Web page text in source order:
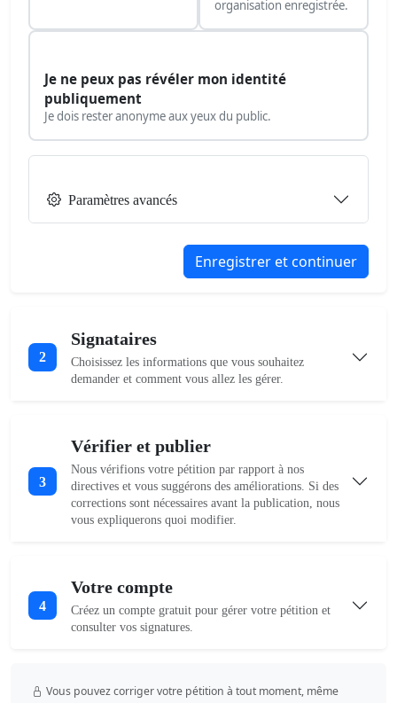
organisation enregistrée.
Je ne peux pas révéler mon identité
publiquement
Je dois rester anonyme aux yeux du public.
Paramètres avancés
Enregistrer et continuer
2
Signataires
Choisissez les informations que vous souhaitez
demander et comment vous allez les gérer.
3
Vérifier et publier
Nous vérifions votre pétition par rapport à nos
directives et vous suggérons des améliorations. Si des
corrections sont nécessaires avant la publication, nous
vous expliquerons quoi modifier.
4
Votre compte
Créez un compte gratuit pour gérer votre pétition et
consulter vos signatures.
Vous pouvez corriger votre pétition à tout moment, même